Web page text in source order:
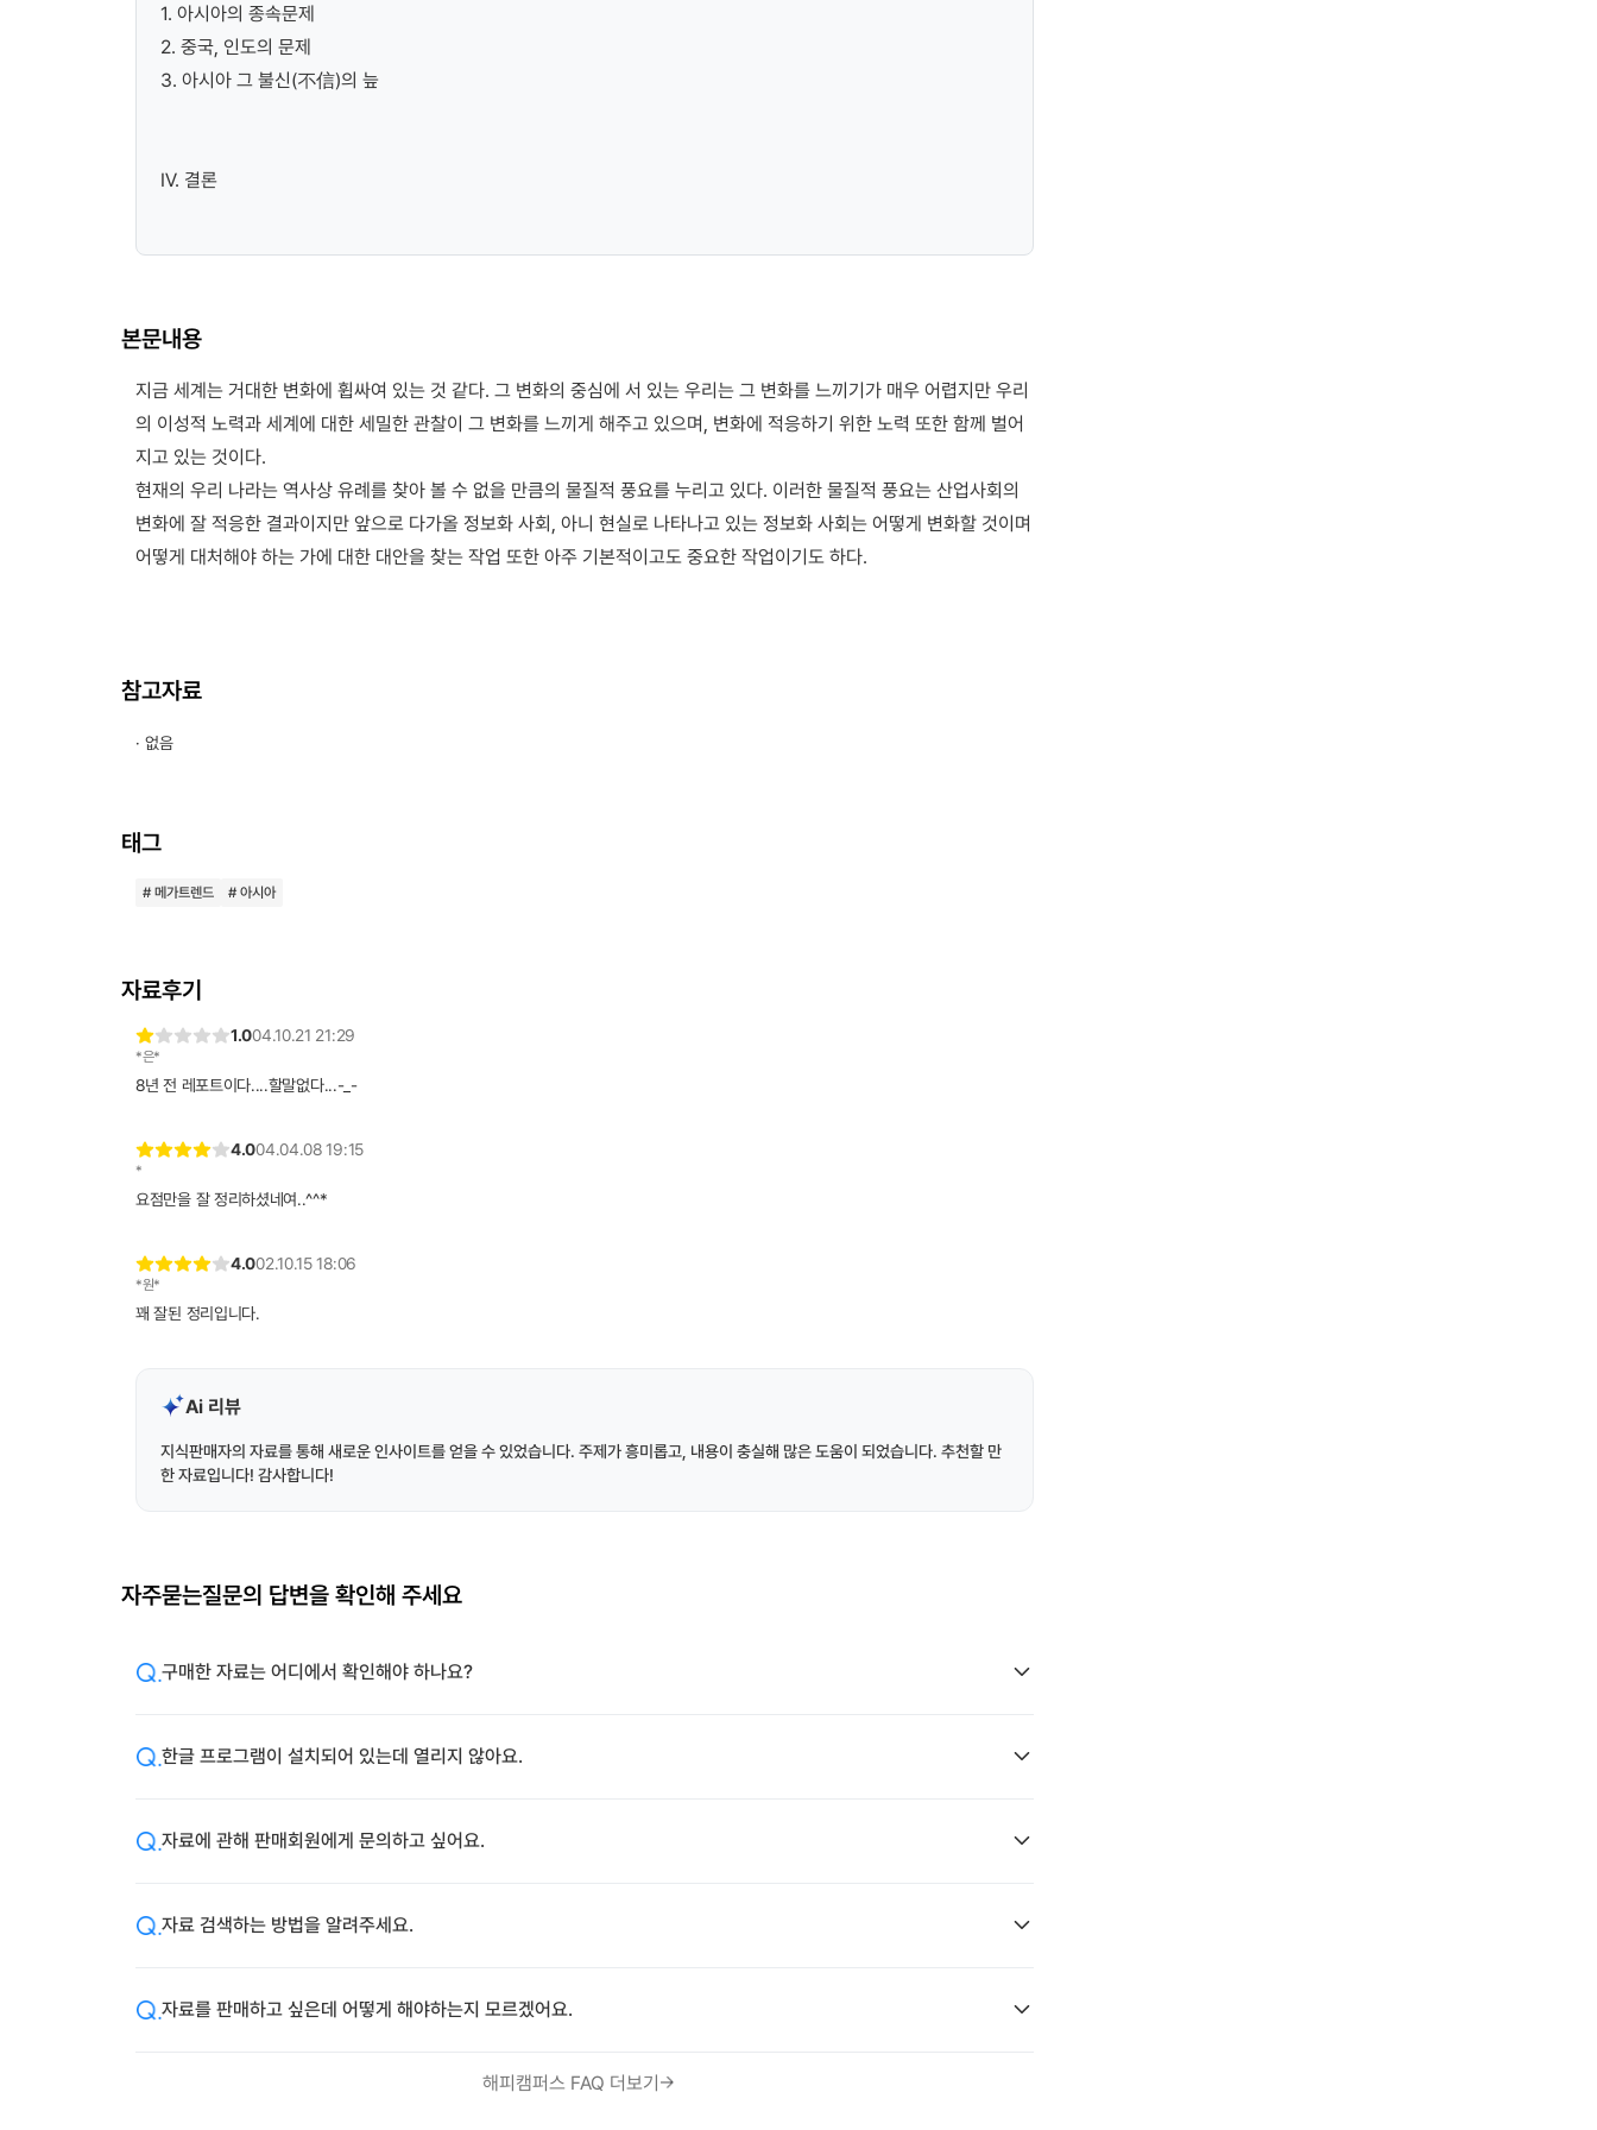
1. 아시아의 종속문제
2. 중국, 인도의 문제
3. 아시아 그 불신(不信)의 늪
Ⅳ. 결론
본문내용
지금 세계는 거대한 변화에 휩싸여 있는 것 같다. 그 변화의 중심에 서 있는 우리는 그 변화를 느끼기가 매우 어렵지만 우리
의 이성적 노력과 세계에 대한 세밀한 관찰이 그 변화를 느끼게 해주고 있으며, 변화에 적응하기 위한 노력 또한 함께 벌어
지고 있는 것이다.
현재의 우리 나라는 역사상 유례를 찾아 볼 수 없을 만큼의 물질적 풍요를 누리고 있다. 이러한 물질적 풍요는 산업사회의
변화에 잘 적응한 결과이지만 앞으로 다가올 정보화 사회, 아니 현실로 나타나고 있는 정보화 사회는 어떻게 변화할 것이며
어떻게 대처해야 하는 가에 대한 대안을 찾는 작업 또한 아주 기본적이고도 중요한 작업이기도 하다.
참고자료
· 없음
태그
# 메가트렌드 # 아시아
자료후기
1.004.10.21 21:29
*은*
8년 전 레포트이다....할말없다...-_-
4.004.04.08 19:15
*
요점만을 잘 정리하셨네여..^^*
4.002.10.15 18:06
*원*
꽤 잘된 정리입니다.
Ai 리뷰
지식판매자의 자료를 통해 새로운 인사이트를 얻을 수 있었습니다. 주제가 흥미롭고, 내용이 충실해 많은 도움이 되었습니다. 추천할 만
한 자료입니다! 감사합니다!
자주묻는질문의 답변을 확인해 주세요
구매한 자료는 어디에서 확인해야 하나요?
한글 프로그램이 설치되어 있는데 열리지 않아요.
자료에 관해 판매회원에게 문의하고 싶어요.
자료 검색하는 방법을 알려주세요.
자료를 판매하고 싶은데 어떻게 해야하는지 모르겠어요.
해피캠퍼스 FAQ 더보기